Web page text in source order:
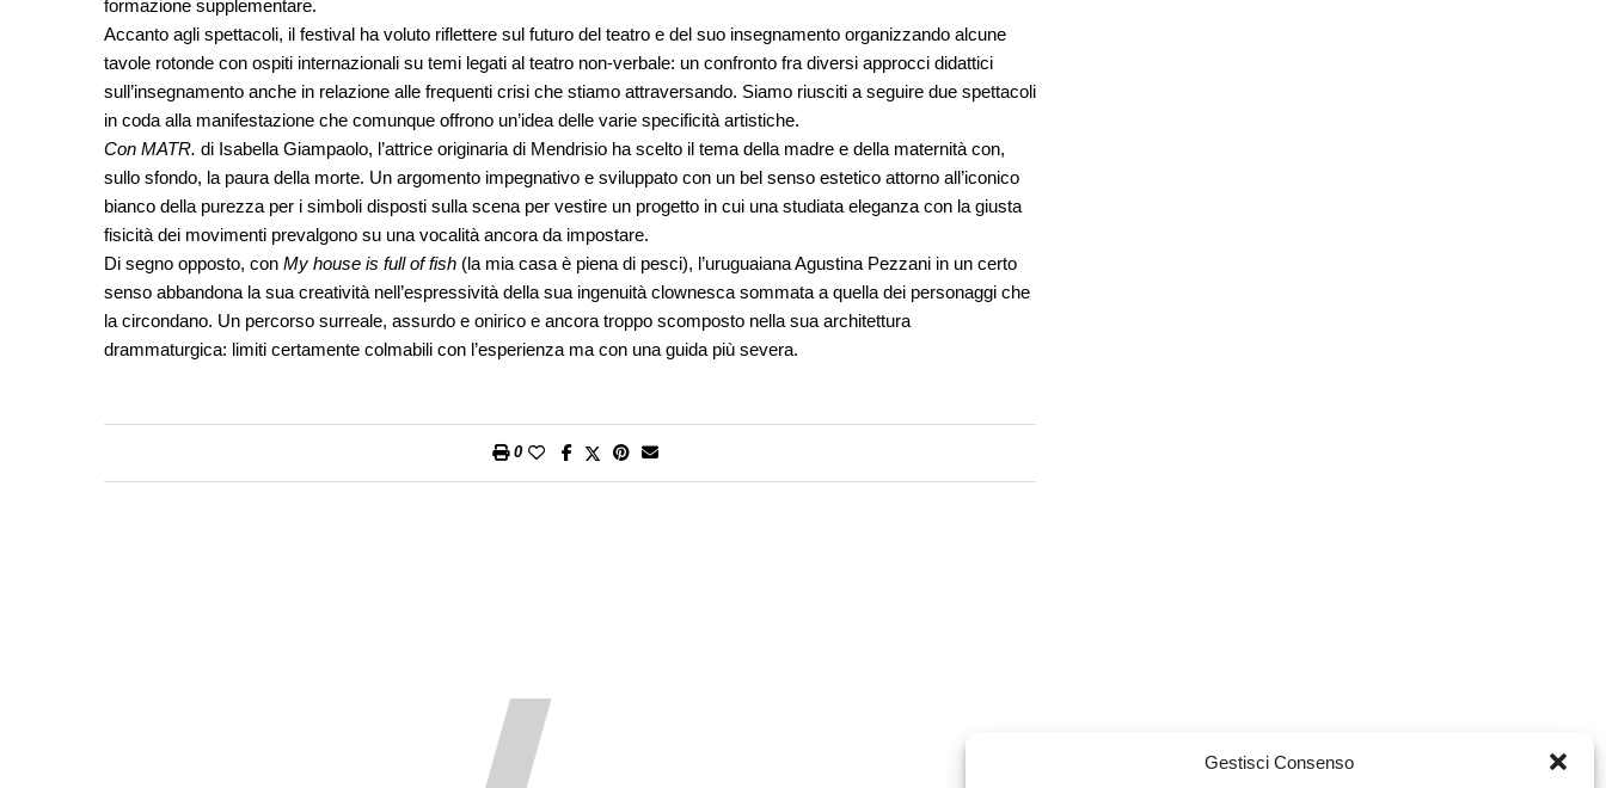
Gestisci Consenso
formazione supplementare.
Accanto agli spettacoli, il festival ha voluto riflettere sul futuro del teatro e del suo insegnamento organizzando alcune
tavole rotonde con ospiti internazionali su temi legati al teatro non-verbale: un confronto fra diversi approcci didattici
sull’insegnamento anche in relazione alle frequenti crisi che stiamo attraversando. Siamo riusciti a seguire due spettacoli
in coda alla manifestazione che comunque offrono un’idea delle varie specificità artistiche.
Con MATR. di Isabella Giampaolo, l’attrice originaria di Mendrisio ha scelto il tema della madre e della maternità con,
sullo sfondo, la paura della morte. Un argomento impegnativo e sviluppato con un bel senso estetico attorno all’iconico
bianco della purezza per i simboli disposti sulla scena per vestire un progetto in cui una studiata eleganza con la giusta
fisicità dei movimenti prevalgono su una vocalità ancora da impostare.
Di segno opposto, con My house is full of fish (la mia casa è piena di pesci), l’uruguaiana Agustina Pezzani in un certo
senso abbandona la sua creatività nell’espressività della sua ingenuità clownesca sommata a quella dei personaggi che
la circondano. Un percorso surreale, assurdo e onirico e ancora troppo scomposto nella sua architettura
drammaturgica: limiti certamente colmabili con l’esperienza ma con una guida più severa.
0